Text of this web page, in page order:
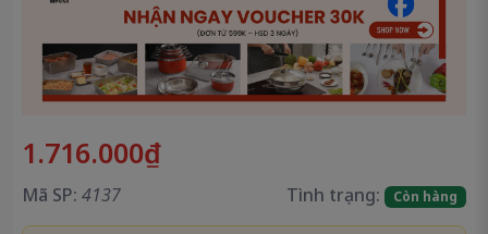
1.716.000₫
Mã SP: 4137 Tình trạng: Còn hàng